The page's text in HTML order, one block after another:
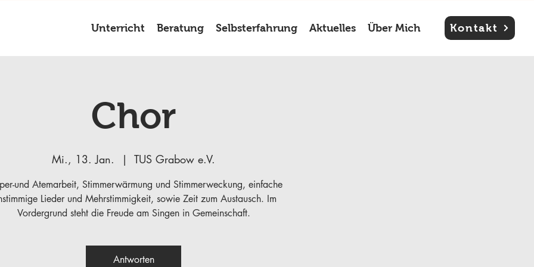
Unterricht Beratung Selbsterfahrung Aktuelles Über Mich Kontakt
Chor
Mi., 13. Jan.
  |
TUS Grabow e.V.
und Atemarbeit, Stimmerwärmung und Stimmerweckung, einfache
Lieder und Mehrstimmigkeit, sowie Zeit zum Austausch. Im
Vordergrund steht die Freude am Singen in Gemeinschaft.
Antworten